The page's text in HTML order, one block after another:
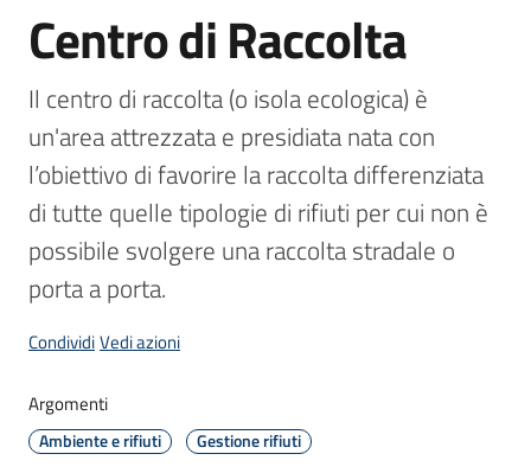
Amministrazione
Novità
Servizi
Vivere
il
Comune
Menu selezionato
A
l
Salta al contenuto
Centro di Raccolta
Il centro di raccolta (o isola ecologica) è
un'area attrezzata e presidiata nata con
l’obiettivo di favorire la raccolta differenziata
di tutte quelle tipologie di rifiuti per cui non è
possibile svolgere una raccolta stradale o
porta a porta.
CondividiVedi azioni
Argomenti
Ambiente e rifiuti Gestione rifiuti